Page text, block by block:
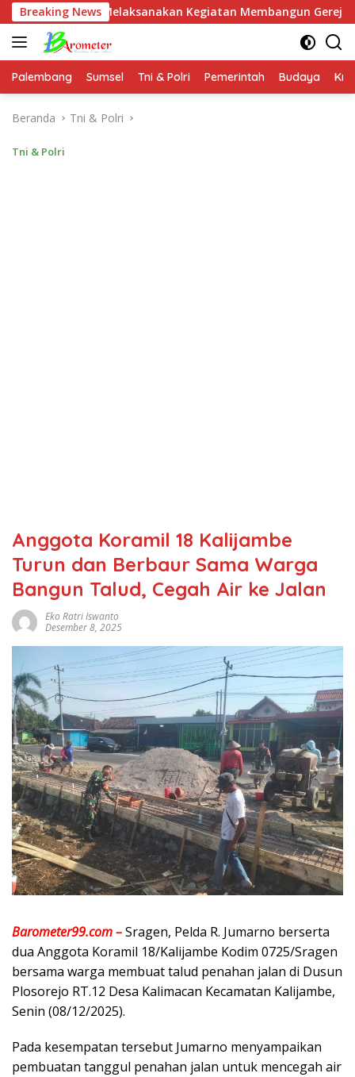
Langsung
ke
konten
Breaking News
Melaksanakan Kegiatan Membangun Gereja Di Distrik
Palembang Sumsel Tni & Polri Pemerintah Budaya
Beranda Tni & Polri
Tni & Polri
Anggota Koramil 18 Kalijambe
Turun dan Berbaur Sama Warga
Bangun Talud, Cegah Air ke Jalan
Eko Ratri Iswanto
Desember 8, 2025
Barometer99.com –Sragen, Pelda R. Jumarno berserta
dua Anggota Koramil 18/Kalijambe Kodim 0725/Sragen
bersama warga membuat talud penahan jalan di Dusun
Plosorejo RT.12 Desa Kalimacan Kecamatan Kalijambe,
Senin (08/12/2025).
Pada kesempatan tersebut Jumarno menyampaikan
pembuatan tanggul penahan jalan untuk mencegah air